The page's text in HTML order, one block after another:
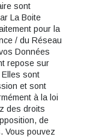
sont
La Boite
pour la
/ du Réseau
Données
repose sur
Elles sont
et sont
à la loi
des droits
de
Vous pouvez